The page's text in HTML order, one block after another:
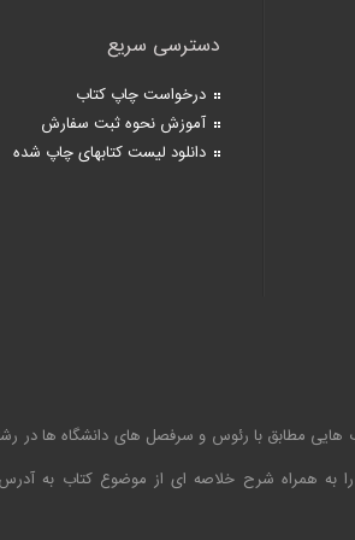
دسترسی سریع
درخواست چاپ کتاب
آموزش نحوه ثبت سفارش
دانلود لیست کتابهای چاپ شده
هایی مطابق با رئوس و سرفصل های دانشگاه ها در
را به همراه شرح خلاصه ای از موضوع کتاب به